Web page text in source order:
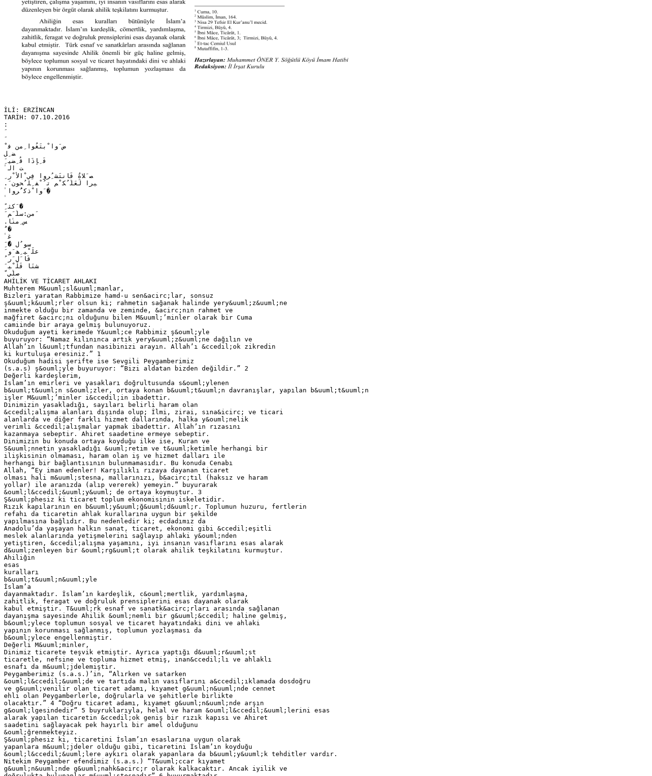
İLİ: ERZİNCAN
TARİH: 07.10.2016
:
ْ ‫ض َوا ْﺑﺘَﻐُﻮا ِﻣﻦ ﻓ‬
‫ﻀ ِﻞ‬
ِ َ‫ﻓَ ِﺈذَا ﻗُ ِﻀﯿ‬
‫ﺖ اﻟ ﱠ‬
. َ‫ﯿﺮا ﻟَﻌَﻠﱠ ُﻜ ْﻢ ﺗ ُ ْﻔ ِﻠ ُﺤﻮن‬
‫�ِ َوا ْذﻛ ُُﺮوا ﱠ‬
ً ِ‫�َ َﻛﺜ‬
َ ‫ َﻣﻦ‬:‫ﺳﻠﱠ َﻢ‬
.‫ﺲ ِﻣﻨﱠﺎ‬
َ ُ�
‫ﻏ ﱠ‬
َ ِ�ّ ‫ﺳﻮ ُل‬
َ ‫ﻋﻠَ ْﯿ ِﮫ َو‬
ُ ‫ﻗَﺎ َل َر‬
َ ‫ﺸﻨَﺎ ﻓَﻠَ ْﯿ‬
ّ ‫ﺻﻠﱠﻲ‬
AHİLİK VE TİCARET AHLAKI
Muhterem M&uuml;sl&uuml;manlar,
Bizleri yaratan Rabbimize hamd-u sen&acirc;lar, sonsuz
ş&uuml;k&uuml;rler olsun ki; rahmetin sağanak halinde yery&uuml;z&uuml;ne
inmekte olduğu bir zamanda ve zeminde, &acirc;nın rahmet ve
mağfiret &acirc;nı olduğunu bilen M&uuml;’minler olarak bir Cuma
camiinde bir araya gelmiş bulunuyoruz.
Okuduğum ayeti kerimede Y&uuml;ce Rabbimiz ş&ouml;yle
buyuruyor: “Namaz kılınınca artık yery&uuml;z&uuml;ne dağılın ve
Allah’ın l&uuml;tfundan nasibinizi arayın. Allah’ı &ccedil;ok zikredin
ki kurtuluşa eresiniz.” 1
Okuduğum hadisi şerifte ise Sevgili Peygamberimiz
(s.a.s) ş&ouml;yle buyuruyor: “Bizi aldatan bizden değildir.” 2
Değerli kardeşlerim,
İslam’ın emirleri ve yasakları doğrultusunda s&ouml;ylenen
b&uuml;t&uuml;n s&ouml;zler, ortaya konan b&uuml;t&uuml;n davranışlar, yapılan b&uuml;t&uuml;n
işler M&uuml;’minler i&ccedil;in ibadettir.
Dinimizin yasakladığı, sayıları belirli haram olan
&ccedil;alışma alanları dışında olup; İlmi, zirai, sına&icirc; ve ticari
alanlarda ve diğer farklı hizmet dallarında, halka y&ouml;nelik
verimli &ccedil;alışmalar yapmak ibadettir. Allah’ın rızasını
kazanmaya sebeptir. Ahiret saadetine ermeye sebeptir.
Dinimizin bu konuda ortaya koyduğu ilke ise, Kuran ve
S&uuml;nnetin yasakladığı &uuml;retim ve t&uuml;ketimle herhangi bir
ilişkisinin olmaması, haram olan iş ve hizmet dalları ile
herhangi bir bağlantısının bulunmamasıdır. Bu konuda Cenabı
Allah, “Ey iman edenler! Karşılıklı rızaya dayanan ticaret
olması hali m&uuml;stesna, mallarınızı, b&acirc;tıl (haksız ve haram
yollar) ile aranızda (alıp vererek) yemeyin.” buyurarak
&ouml;l&ccedil;&uuml;y&uuml; de ortaya koymuştur. 3
Ş&uuml;phesiz ki ticaret toplum ekonomisinin iskeletidir.
Rızık kapılarının en b&uuml;y&uuml;ğ&uuml;d&uuml;r. Toplumun huzuru, fertlerin
refahı da ticaretin ahlak kurallarına uygun bir şekilde
yapılmasına bağlıdır. Bu nedenledir ki; ecdadımız da
Anadolu’da yaşayan halkın sanat, ticaret, ekonomi gibi &ccedil;eşitli
meslek alanlarında yetişmelerini sağlayıp ahlaki y&ouml;nden
yetiştiren, &ccedil;alışma yaşamını, iyi insanın vasıflarını esas alarak
d&uuml;zenleyen bir &ouml;rg&uuml;t olarak ahilik teşkilatını kurmuştur.
Ahiliğin
esas
kuralları
b&uuml;t&uuml;n&uuml;yle
İslam’a
dayanmaktadır. İslam’ın kardeşlik, c&ouml;mertlik, yardımlaşma,
zahitlik, feragat ve doğruluk prensiplerini esas dayanak olarak
kabul etmiştir. T&uuml;rk esnaf ve sanatk&acirc;rları arasında sağlanan
dayanışma sayesinde Ahilik &ouml;nemli bir g&uuml;&ccedil; haline gelmiş,
b&ouml;ylece toplumun sosyal ve ticaret hayatındaki dini ve ahlaki
yapının korunması sağlanmış, toplumun yozlaşması da
b&ouml;ylece engellenmiştir.
Değerli M&uuml;minler,
Dinimiz ticarete teşvik etmiştir. Ayrıca yaptığı d&uuml;r&uuml;st
ticaretle, nefsine ve topluma hizmet etmiş, inan&ccedil;lı ve ahlaklı
esnafı da m&uuml;jdelemiştir.
Peygamberimiz (s.a.s.)’in, “Alırken ve satarken
&ouml;l&ccedil;&uuml;de ve tartıda malın vasıflarını a&ccedil;ıklamada dosdoğru
ve g&uuml;venilir olan ticaret adamı, kıyamet g&uuml;n&uuml;nde cennet
ehli olan Peygamberlerle, doğrularla ve şehitlerle birlikte
olacaktır.” 4 “Doğru ticaret adamı, kıyamet g&uuml;n&uuml;nde arşın
g&ouml;lgesindedir” 5 buyruklarıyla, helal ve haram &ouml;l&ccedil;&uuml;lerini esas
alarak yapılan ticaretin &ccedil;ok geniş bir rızık kapısı ve Ahiret
saadetini sağlayacak pek hayırlı bir amel olduğunu
&ouml;ğrenmekteyiz.
Ş&uuml;phesiz ki, ticaretini İslam’ın esaslarına uygun olarak
yapanlara m&uuml;jdeler olduğu gibi, ticaretini İslam’ın koyduğu
&ouml;l&ccedil;&uuml;lere aykırı olarak yapanlara da b&uuml;y&uuml;k tehditler vardır.
Nitekim Peygamber efendimiz (s.a.s.) “T&uuml;ccar kıyamet
g&uuml;n&uuml;nde g&uuml;nahk&acirc;r olarak kalkacaktır. Ancak iyilik ve